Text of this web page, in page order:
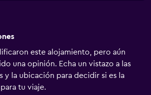
este alojamiento, pero aún
una opinión. Echa un vistazo a las
y la ubicación para decidir si es la
tu viaje.